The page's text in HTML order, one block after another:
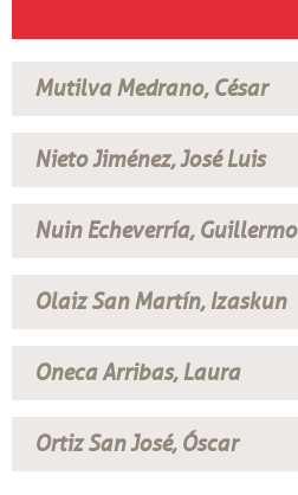
Mutilva Medrano, César
Nieto Jiménez, José Luis
Nuin Echeverría, Guillermo
Olaiz San Martín, Izaskun
Oneca Arribas, Laura
Ortiz San José, Óscar